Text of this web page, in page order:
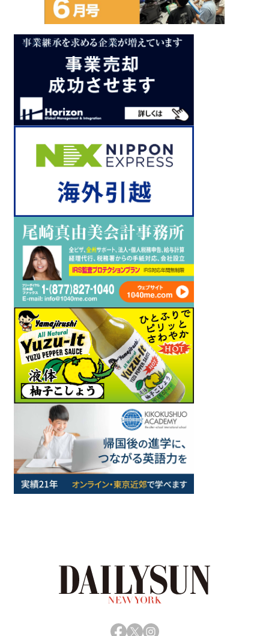
Facebook
X Instagram